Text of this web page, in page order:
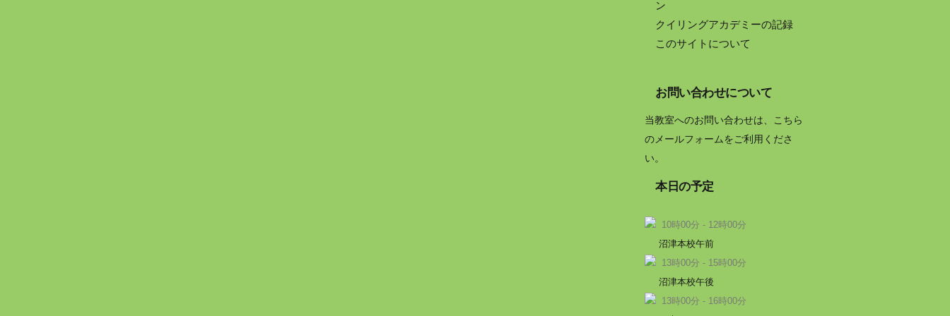
ン
クイリングアカデミーの記録
このサイトについて
お問い合わせについて
当教室へのお問い合わせは、こちら
のメールフォームをご利用くださ
い。
本日の予定
10時00分 - 12時00分
沼津本校午前
13時00分 - 15時00分
沼津本校午後
13時00分 - 16時00分